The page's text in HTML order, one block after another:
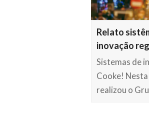
Relato
inovação
Sistemas de
Cooke!
realizou o